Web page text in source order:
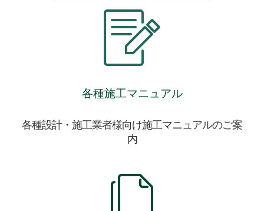
各種施工マニュアル
各種設計・施工業者様向け施工マニュアルのご案
内